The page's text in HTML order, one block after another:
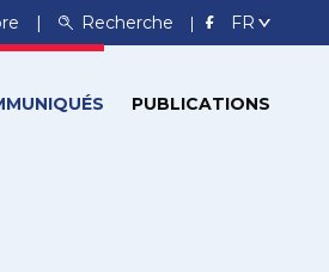
Recherche
PUBLICATIONS